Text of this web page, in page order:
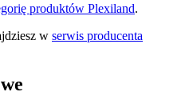
produktów Plexiland.
w serwis producenta